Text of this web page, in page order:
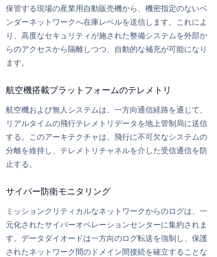
保管する現場の産業用自動販売機から、機密指定のないベ
ンダーネットワークへ在庫レベルを送信します。これによ
り、高度なセキュリティが施された整備システムを外部か
らのアクセスから隔離しつつ、自動的な補充が可能になり
ます。
航空機搭載プラットフォームのテレメトリ
航空機および無人システムは、一方向通信経路を通じて、
リアルタイムの飛行テレメトリデータを地上管制局に送信
する。このアーキテクチャは、飛行に不可欠なシステムの
分離を維持し、テレメトリチャネルを介した受信通信を防
止する。
サイバー防衛モニタリング
ミッションクリティカルなネットワークからのログは、一
元化されたサイバーオペレーションセンターに集約されま
す。データダイオードは一方向のログ転送を強制し、保護
されたネットワーク間のドメイン間接続を確立することな